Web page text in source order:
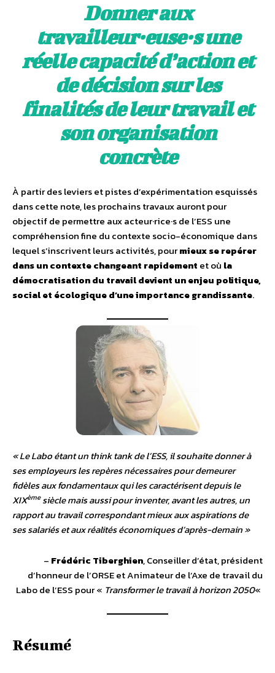
Donner aux
travailleur·euse·sune
réelle capacité d’actionet
de décision sur les
finalités de leur travailet
son organisation
concrète
À partir des leviers et pistes d’expérimentation esquissés
dans cette note, les prochains travaux auront pour
objectif de permettre aux acteur·rice·s de l’ESS une
compréhension fine du contexte socio-économique dans
lequel s’inscrivent leurs activités, pourmieux se repérer
dans un contexte changeant rapidement et où la
démocratisation du travail devient un enjeu politique,
social et écologique d’une importance grandissante.
« Le Labo étant un think tank de l’ESS, il souhaite donner à
ses employeurs les repères nécessaires pour demeurer
fidèles aux fondamentaux qui les caractérisent depuis le
XIXèmesiècle mais aussi pour inventer, avant les autres, un
rapport au travail correspondant mieux aux aspirations de
ses salariés et aux réalités économiques d’après-demain »
– Frédéric Tiberghien, Conseiller d’état, président
d’honneur de l’ORSE et Animateur de l’Axe de travail du
Labo de l’ESS pour « Transformer le travail à horizon 2050«
Résumé